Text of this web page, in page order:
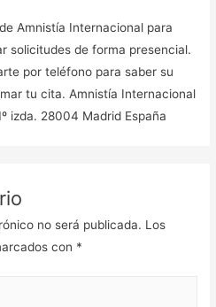
Amnistía Internacional para
solicitudes de forma presencial.
por teléfono para saber su
tu cita. Amnistía Internacional
izda. 28004 Madrid España
no será publicada. Los
con *